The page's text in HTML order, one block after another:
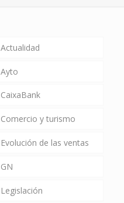
Actualidad
Ayto
CaixaBank
Comercio y turismo
Evolución de las ventas
GN
Legislación